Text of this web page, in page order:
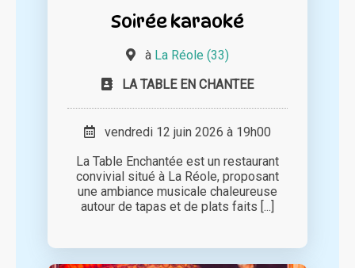
Soirée karaoké
à La Réole (33)
LA TABLE EN CHANTEE
vendredi 12 juin 2026 à 19h00
La Table Enchantée est un restaurant
convivial situé à La Réole, proposant
une ambiance musicale chaleureuse
autour de tapas et de plats faits [...]